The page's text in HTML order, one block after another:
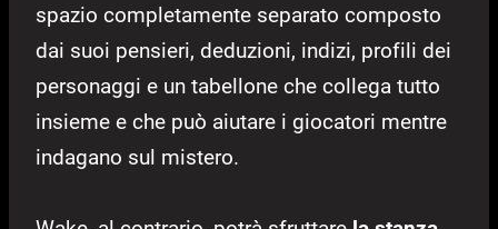
spazio completamente separato composto
dai suoi pensieri, deduzioni, indizi, profili dei
personaggi e un tabellone che collega tutto
insieme e che può aiutare i giocatori mentre
indagano sul mistero.